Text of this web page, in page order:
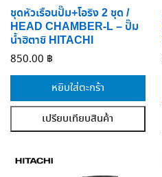
ชุดหัวเรือนปั๊ม+โอริง 2 ชุด /
HEAD CHAMBER-L – ปั๊ม
น้ำฮิตาชิ HITACHI
850.00 ฿
หยิบใส่ตะกร้า
เปรียบเทียบสินค้า